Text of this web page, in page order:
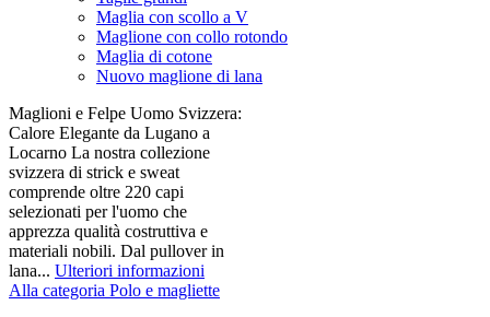
Maglia con scollo a V
Maglione con collo rotondo
Maglia di cotone
Nuovo maglione di lana
Maglioni e Felpe Uomo Svizzera:
Calore Elegante da Lugano a
Locarno La nostra collezione
svizzera di strick e sweat
comprende oltre 220 capi
selezionati per l'uomo che
apprezza qualità costruttiva e
materiali nobili. Dal pullover in
lana... Ulteriori informazioni
Alla categoria Polo e magliette